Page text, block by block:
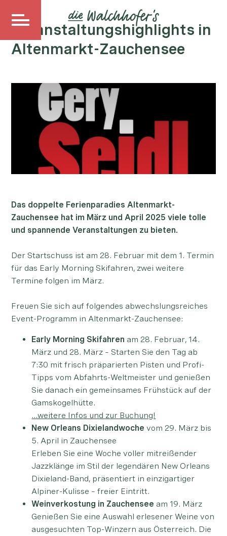
Veranstaltungshighlights in
Altenmarkt-Zauchensee
Das doppelte Ferienparadies Altenmarkt-
Zauchensee hat im März und April 2025 viele tolle
und spannende Veranstaltungen zu bieten.
Der Startschuss ist am 28. Februar mit dem 1. Termin
für das Early Morning Skifahren, zwei weitere
Termine folgen im März.
Freuen Sie sich auf folgendes abwechslungsreiches
Event-Programm in Altenmarkt-Zauchensee:
Early Morning Skifahren am 28. Februar, 14.
März und 28. März – Starten Sie den Tag ab
7:30 mit frisch präparierten Pisten und Profi-
Tipps vom Abfahrts-Weltmeister und genießen
Sie danach ein gemeinsames Frühstück auf der
Gamskogelhütte.
…weitere Infos und zur Buchung!
New Orleans Dixielandwoche vom 29. März bis
5. April in Zauchensee
Erleben Sie eine Woche voller mitreißender
Jazzklänge im Stil der legendären New Orleans
Dixieland-Band, präsentiert in einzigartiger
Alpiner-Kulisse – freier Eintritt.
Weinverkostung in Zauchensee am 19. März
Genießen Sie eine Auswahl erlesener Weine von
ausgesuchten Top-Winzern aus Österreich. Die